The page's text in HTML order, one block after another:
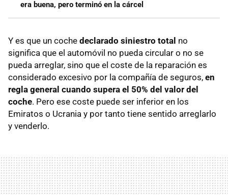
era buena, pero terminó en la cárcel
Y es que un coche declarado siniestro total no
significa que el automóvil no pueda circular o no se
pueda arreglar, sino que el coste de la reparación es
considerado excesivo por la compañía de seguros, en
regla general cuando supera el 50% del valor del
coche. Pero ese coste puede ser inferior en los
Emiratos o Ucrania y por tanto tiene sentido arreglarlo
y venderlo.